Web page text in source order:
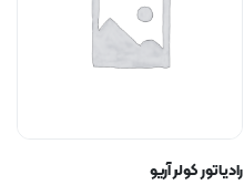
رادیاتور کولر آریو